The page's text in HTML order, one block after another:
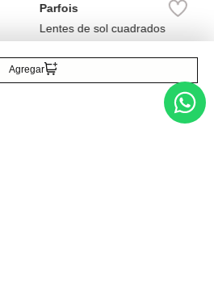
Agregar
Parfois
Lentes de sol cuadrados